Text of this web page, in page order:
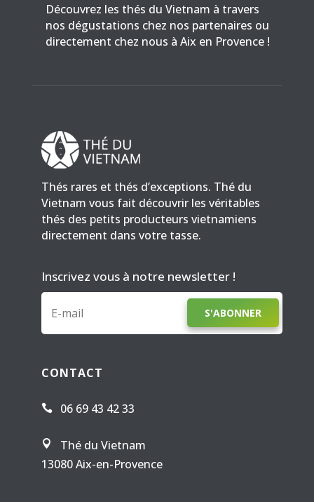
Découvrez les thés du Vietnam à travers
nos dégustations chez nos partenaires ou
directement chez nous à Aix en Provence !
Thés rares et thés d’exceptions. Thé du
Vietnam vous fait découvrir les véritables
thés des petits producteurs vietnamiens
directement dans votre tasse.
Inscrivez vous à notre newsletter !
S'ABONNER
CONTACT
 06 69 43 42 33

Thé du Vietnam
13080 Aix-en-Provence